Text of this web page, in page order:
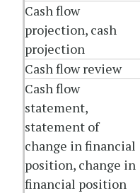
Cash flow
projection, cash
projection
Cash flow review
Cash flow
statement,
statement of
change in financial
position, change in
financial position